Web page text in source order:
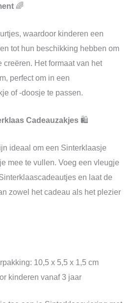
🌈
waardoor kinderen een
tot hun beschikking hebben om
creëren. Het formaat van het
perfect om in een
of -doosje te passen.
Cadeauzakjes 🛍️
ideaal om een Sinterklaasje
mee te vullen. Voeg een vleugje
en laat de
zowel het cadeau als het plezier
10,5 x 5,5 x 1,5 cm
kinderen vanaf 3 jaar